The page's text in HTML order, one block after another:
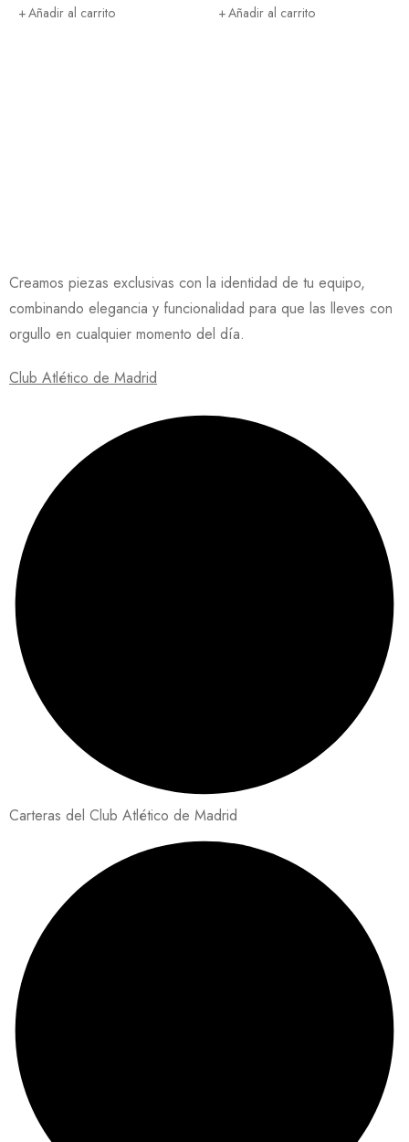
Añadir al carrito Añadir al carrito
Creamos piezas exclusivas con la identidad de tu equipo,
combinando elegancia y funcionalidad para que las lleves con
orgullo en cualquier momento del día.
Club Atlético de Madrid
Carteras del Club Atlético de Madrid